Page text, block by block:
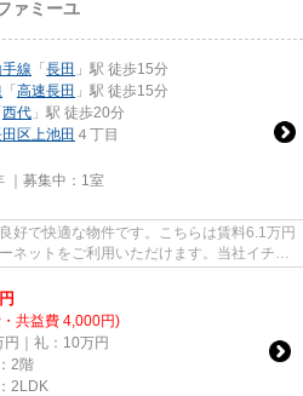
ァミーユ
線 「 長田 」駅 徒歩15分
「 高速長田 」駅 徒歩15分
西代 」駅 徒歩20分
区上池田 ４丁目
｜募集中： 1室
好で快適な物件です。こちらは賃料6.1万円
ネットをご利用いただけます。当社イチオ
円
共益費 4,000円)
円｜礼：10万円
2階
2LDK